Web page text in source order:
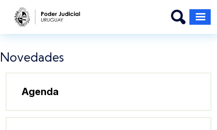
Pasar al contenido principal
Novedades
Agenda